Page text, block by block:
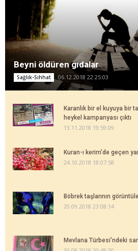
Beyni öldüren gıdalar
Sağlık-Sıhhat 06.12.2018 22:25:03
Karanlık bir el kuyuya bir
heykel kampanyası çıktı
13.11.2018 19:59:09
Kuran-ı kerim'de geçen
24.10.2018 18:07:58
Böbrek taşlarının
20.09.2018 23:08:14
Mevlana Türbesi'ndeki